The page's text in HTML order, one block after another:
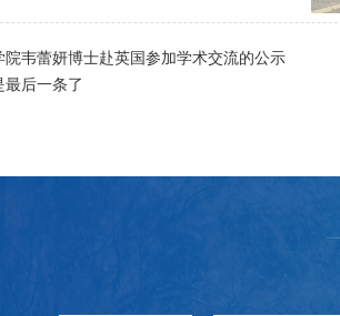
院韦蕾妍博士赴英国参加学术交流的公示
最后一条了